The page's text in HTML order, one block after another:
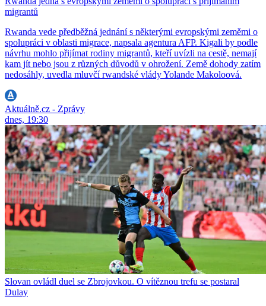
migrantů
Rwanda vede předběžná jednání s některými evropskými zeměmi o
spolupráci v oblasti migrace, napsala agentura AFP. Kigali by podle
návrhu mohlo přijímat rodiny migrantů, kteří uvízli na cestě, nemají
kam jít nebo jsou z různých důvodů v ohrožení. Země dohody zatím
nedosáhly, uvedla mluvčí rwandské vlády Yolande Makoloová.
Aktuálně.cz - Zprávy
dnes, 19:30
Slovan ovládl duel se Zbrojovkou. O vítěznou trefu se postaral
Dulay